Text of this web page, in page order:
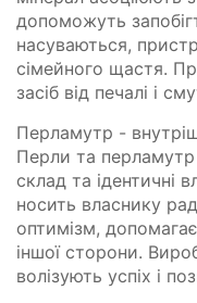
допоможуть
насуваються,
сімейного щастя.
засіб від печалі і
Перламутр -
Перли та
склад та ідентичні
носить власнику
оптимізм,
іншої сторони.
волізують успіх і